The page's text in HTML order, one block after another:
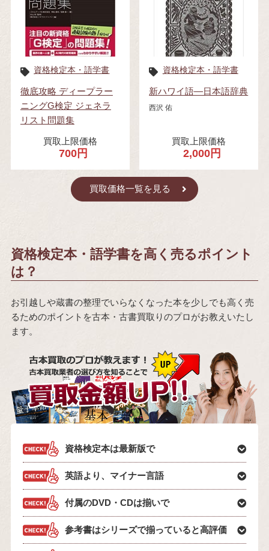
資格検定本・語学書
徹底攻略 ディープラー
ニングG検定 ジェネラ
リスト問題集
買取上限価格
700円
資格検定本・語学書
新ハワイ語―日本語辞典
西沢 佑
買取上限価格
2,000円
買取価格一覧を見る
資格検定本・語学書を高く売るポイント
は？
お引越しや蔵書の整理でいらなくなった本を少しでも高く売
るためのポイントを古本・古書買取りのプロがお教えいたし
ます。
資格検定本は最新版で
英語より、マイナー言語
付属のDVD・CDは揃いで
参考書はシリーズで揃っていると高評価